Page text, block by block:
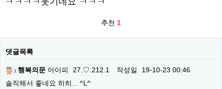
추천 1
댓글목록
행복의문 아이피 27.♡.212.1 작성일
19-10-23 00:46
솔직해서 좋네요 히히... ^L^